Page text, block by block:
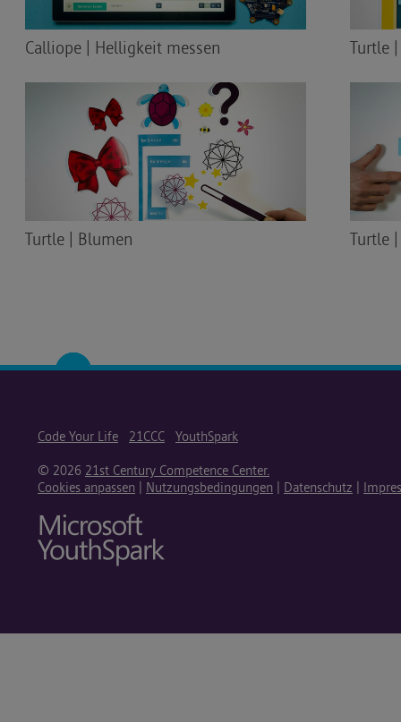
Calliope | Helligkeit messen Turtle
Turtle | Blumen Turtle
Code Your Life 21CCC YouthSpark
© 2026 21st Century Competence Center.
Cookies anpassen
Nutzungsbedingungen Datenschutz